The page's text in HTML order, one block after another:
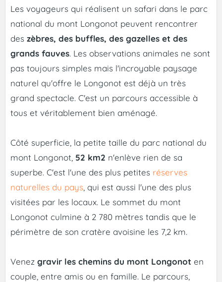
Les voyageurs qui réalisent un safari dans le parc
national du mont Longonot peuvent rencontrer
des zèbres, des buffles, des gazelles et des
grands fauves. Les observations animales ne sont
pas toujours simples mais l'incroyable paysage
naturel qu'offre le Longonot est déjà un très
grand spectacle. C'est un parcours accessible à
tous et véritablement bien aménagé.
Côté superficie, la petite taille du parc national du
mont Longonot, 52 km2 n'enlève rien de sa
superbe. C'est l'une des plus petites réserves
naturelles du pays , qui est aussi l'une des plus
visitées par les locaux. Le sommet du mont
Longonot culmine à 2 780 mètres tandis que le
périmètre de son cratère avoisine les 7,2 km.
Venez gravir les chemins du mont Longonot en
couple, entre amis ou en famille. Le parcours,